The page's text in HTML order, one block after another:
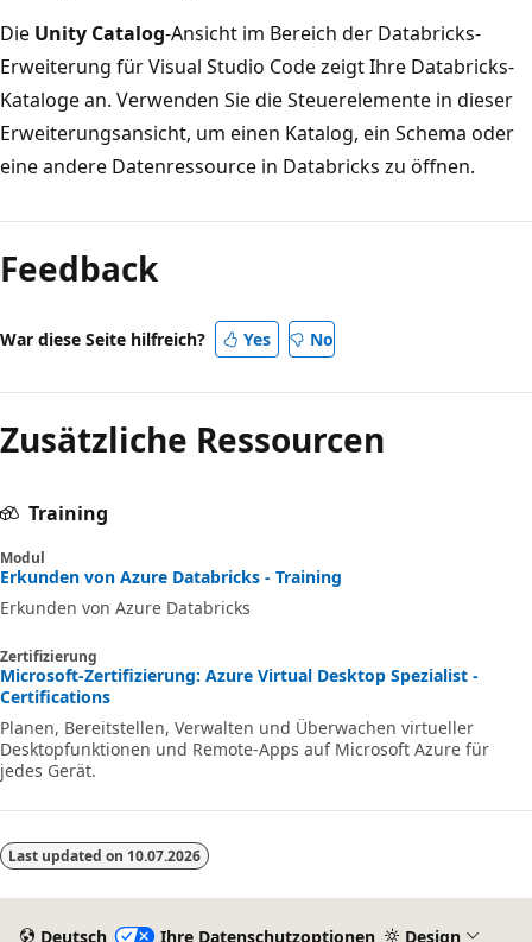
Die Unity Catalog-Ansicht im Bereich der Databricks-
Erweiterung für Visual Studio Code zeigt Ihre Databricks-
Kataloge an. Verwenden Sie die Steuerelemente in dieser
Erweiterungsansicht, um einen Katalog, ein Schema oder
eine andere Datenressource in Databricks zu öffnen.
Feedback
War diese Seite hilfreich? Yes No
Zusätzliche Ressourcen
Training
Modul
Erkunden von Azure Databricks - Training
Erkunden von Azure Databricks
Zertifizierung
Microsoft-Zertifizierung: Azure Virtual Desktop Spezialist -
Certifications
Planen, Bereitstellen, Verwalten und Überwachen virtueller
Desktopfunktionen und Remote-Apps auf Microsoft Azure für
jedes Gerät.
Last updated on 10.07.2026
Deutsch Ihre Datenschutzoptionen Design